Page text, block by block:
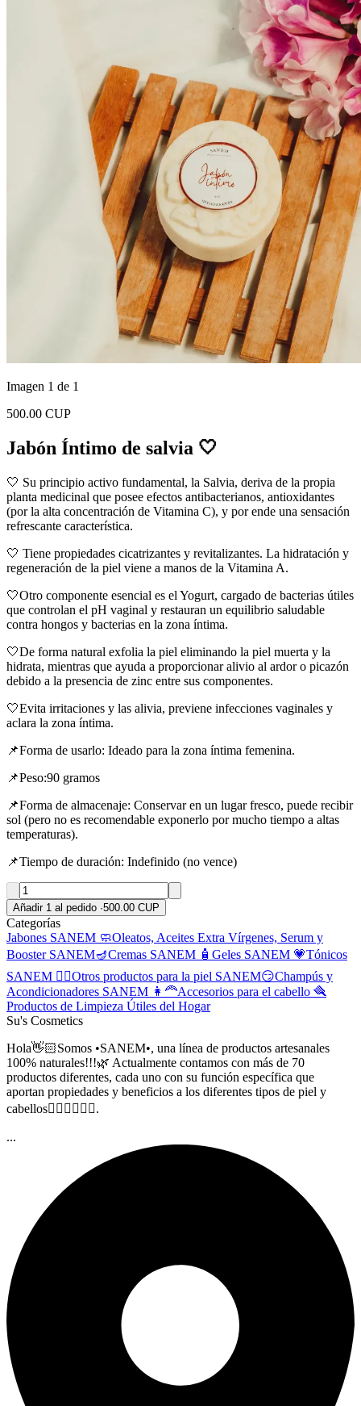
Imagen 1 de 1
500.00 CUP
Jabón Íntimo de salvia 🤍
🤍 Su principio activo fundamental, la Salvia, deriva de la propia
planta medicinal que posee efectos antibacterianos, antioxidantes
(por la alta concentración de Vitamina C), y por ende una sensación
refrescante característica.
🤍 Tiene propiedades cicatrizantes y revitalizantes. La hidratación y
regeneración de la piel viene a manos de la Vitamina A.
🤍Otro componente esencial es el Yogurt, cargado de bacterias útiles
que controlan el pH vaginal y restauran un equilibrio saludable
contra hongos y bacterias en la zona íntima.
🤍De forma natural exfolia la piel eliminando la piel muerta y la
hidrata, mientras que ayuda a proporcionar alivio al ardor o picazón
debido a la presencia de zinc entre sus componentes.
🤍Evita irritaciones y las alivia, previene infecciones vaginales y
aclara la zona íntima.
📌Forma de usarlo: Ideado para la zona íntima femenina.
📌Peso:90 gramos
📌Forma de almacenaje: Conservar en un lugar fresco, puede recibir
sol (pero no es recomendable exponerlo por mucho tiempo a altas
temperaturas).
📌Tiempo de duración: Indefinido (no vence)
Añadir 1 al pedido ·500.00 CUP
Categorías
Jabones SANEM 🧼Oleatos, Aceites Extra Vírgenes, Serum y
Booster SANEM🪔Cremas SANEM 🧴 Geles SANEM 💗Tónicos
SANEM 🧖‍♀️Otros productos para la piel SANEM😏Champús y
Acondicionadores SANEM 👩‍🦰Accesorios para el cabello 🪮
Productos de Limpieza Útiles del Hogar
Su's Cosmetics
Hola👋🏻Somos •SANEM•, una línea de productos artesanales
100% naturales!!!🌿 Actualmente contamos con más de 70
productos diferentes, cada uno con su función específica que
aportan propiedades y beneficios a los diferentes tipos de piel y
cabellos🧖🏻‍♀️🧖🏻‍♂️.
...